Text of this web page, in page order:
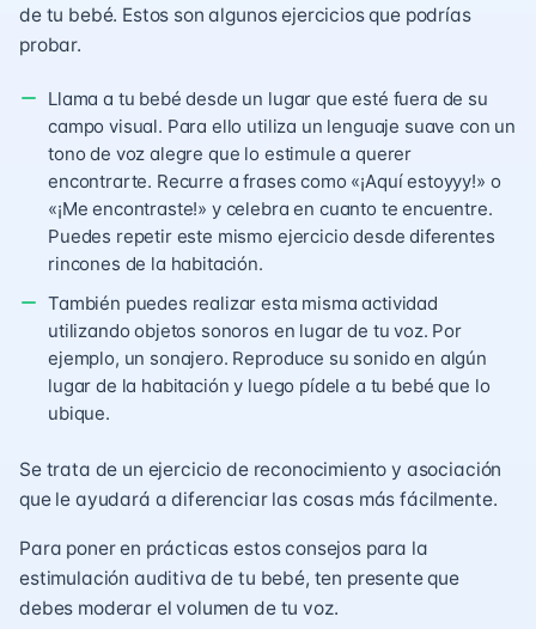
de tu bebé. Estos son algunos ejercicios que podrías
probar.
Llama a tu bebé desde un lugar que esté fuera de su
campo visual. Para ello utiliza un lenguaje suave con un
tono de voz alegre que lo estimule a querer
encontrarte. Recurre a frases como «¡Aquí estoyyy!» o
«¡Me encontraste!» y celebra en cuanto te encuentre.
Puedes repetir este mismo ejercicio desde diferentes
rincones de la habitación.
También puedes realizar esta misma actividad
utilizando objetos sonoros en lugar de tu voz. Por
ejemplo, un sonajero. Reproduce su sonido en algún
lugar de la habitación y luego pídele a tu bebé que lo
ubique.
Se trata de un ejercicio de reconocimiento y asociación
que le ayudará a diferenciar las cosas más fácilmente.
Para poner en prácticas estos consejos para la
estimulación auditiva de tu bebé, ten presente que
debes moderar el volumen de tu voz.